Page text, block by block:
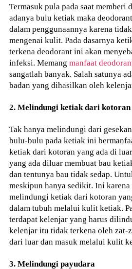
Termasuk pula pada saat memberi
adanya bulu ketiak maka
dalam penggunaannya karena
mengenai kulit. Pada dasarnya
terkena deodorant ini akan
infeksi. Memangmanfaat
sangatlah banyak. Salah satunya
badan yang dihasilkan oleh
2. Melindungi ketiak dari
Tak hanya melindungi dari
bulu-bulu pada ketiak ini
ketiak dari kotoran yang ada di
yang ada diluar membuat bau
dan tentunya bau tidak sedap.
meskipun hanya sedikit. Ini
melindungi ketiak dari kotoran
dalam tubuh melalui kulit ketiak.
terdapat kelenjar yang harus
kelenjar itu tidak terkena oleh zat-
dari luar dan masuk melalui kulit
3. Melindungi payudara